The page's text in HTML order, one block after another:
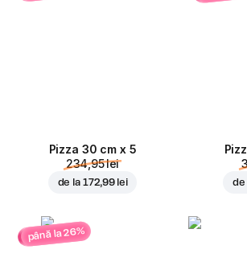
Pizza 30 cm x 5
234,95 lei
de la 172,99 lei
până la 26%